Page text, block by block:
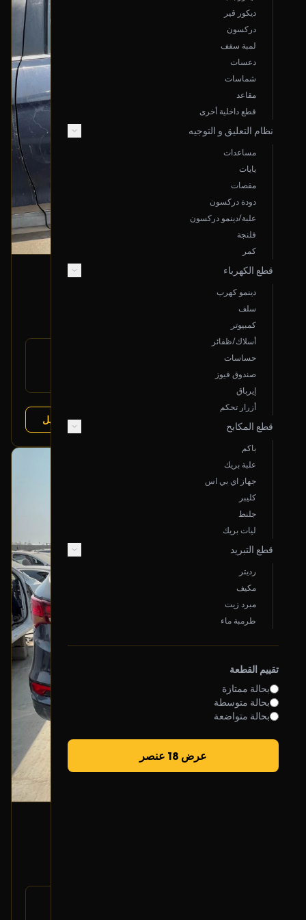
ديكور قير
دركسون
لمبة سقف
دعسات
شماسات
مقاعد
قطع داخلية أخرى
نظام التعليق و التوجيه
مساعدات
يايات
مقصات
دودة دركسون
علبة/دينمو دركسون
فلنجة
كمر
قطع الكهرباء
دينمو كهرب
سلف
كمبيوتر
أسلاك/ظفائر
حساسات
صندوق فيوز
إيرباق
أزرار تحكم
قطع المكابح
باكم
علبة بريك
جهاز اي بي اس
كليبر
جلنط
ليات بريك
قطع التبريد
رديتر
مكيف
مبرد زيت
طرمبة ماء
تقييم القطعة
بحالة ممتازة
بحالة متوسطة
بحالة متواضعة
عرض 18 عنصر
باب خلفي (يسار)
1,300
77003-2W000
يتوافق مع: هونداي سانتا في 2013-2018
عرض التفاصيل
بحالة ممتازة
أصلي